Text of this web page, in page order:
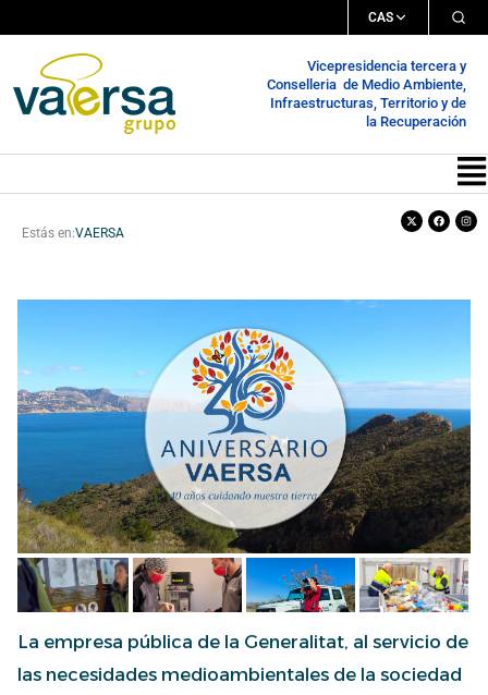
contenido
CAS
Vicepresidencia tercera y
Conselleria de Medio Ambiente,
Infraestructuras, Territorio y de
la Recuperación
Estás en:VAERSA
X-
twitter
Facebook
La empresa pública de la Generalitat, al servicio de
las necesidades medioambientales de la sociedad